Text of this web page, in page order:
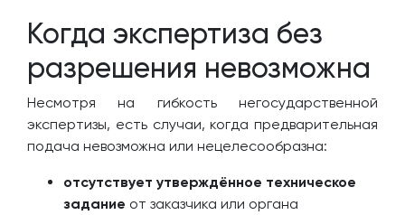
Когда экспертиза без
разрешения невозможна
Несмотря на гибкость негосударственной
экспертизы, есть случаи, когда предварительная
подача невозможна или нецелесообразна:
отсутствует утверждённое техническое
задание от заказчика или органа